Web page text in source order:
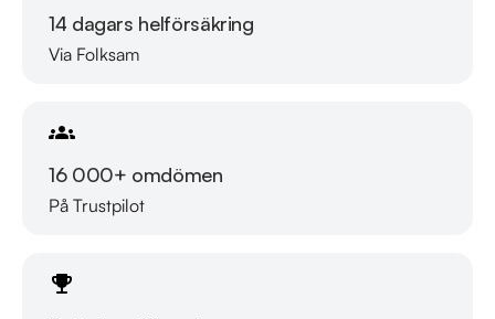
14 dagars helförsäkring
Via Folksam
16 000+ omdömen
På Trustpilot